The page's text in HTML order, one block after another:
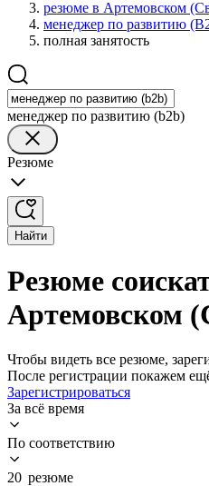
резюме в Артемовском
менеджер по развитию
полная занятость
менеджер по развитию (b2b)
Резюме
Найти
Резюме
Артемовском
Чтобы видеть все резюме,
После регистрации покажем
Зарегистрироваться
За всё время
По соответствию
20 резюме